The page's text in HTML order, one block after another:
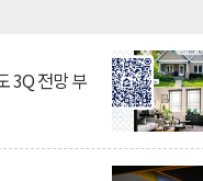
3Q 전망 부